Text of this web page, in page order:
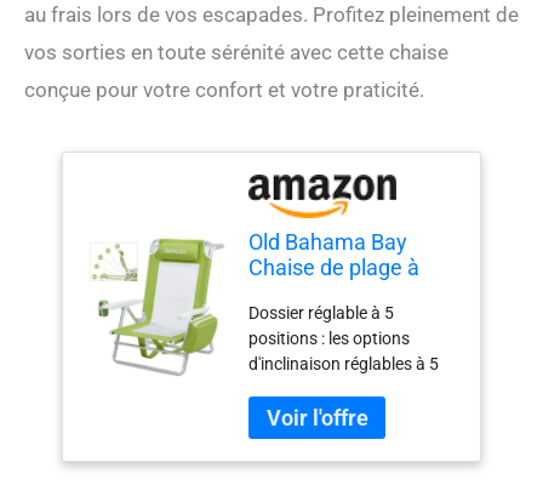
au frais lors de vos escapades. Profitez pleinement de
vos sorties en toute sérénité avec cette chaise
conçue pour votre confort et votre praticité.
Old Bahama Bay
Chaise de plage à
chaise pliante
inclinable avec 5
positions posées à
plat, chaise de
camping robuste,
support de 181,4 kg,
portable et légère
Dossier réglable à 5
positions : les options
d'inclinaison réglables à 5
choisies selon vos
préférences, ce qui rend la
chaise de plage pliable pour